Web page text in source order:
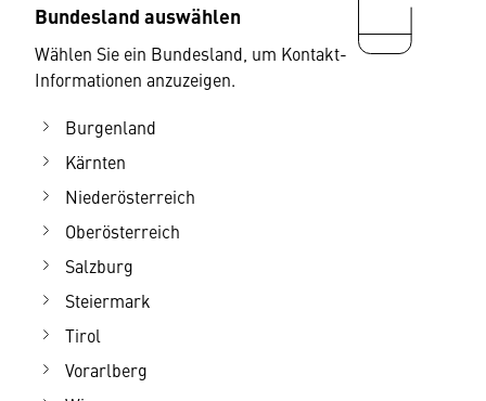
Bundesland auswählen
Wählen Sie ein Bundesland, um Kontakt-
Informationen anzuzeigen.
Burgenland
Kärnten
Niederösterreich
Oberösterreich
Salzburg
Steiermark
Tirol
Vorarlberg